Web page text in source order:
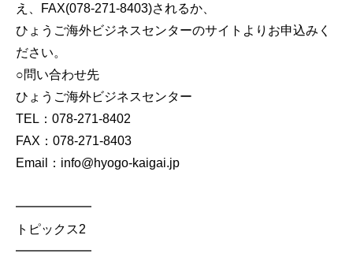
え、FAX(078-271-8403)されるか、
ひょうご海外ビジネスセンターのサイトよりお申込みく
ださい。
○問い合わせ先
ひょうご海外ビジネスセンター
TEL：078-271-8402
FAX：078-271-8403
Email：info@hyogo-kaigai.jp
━━━━━━
トピックス2
━━━━━━